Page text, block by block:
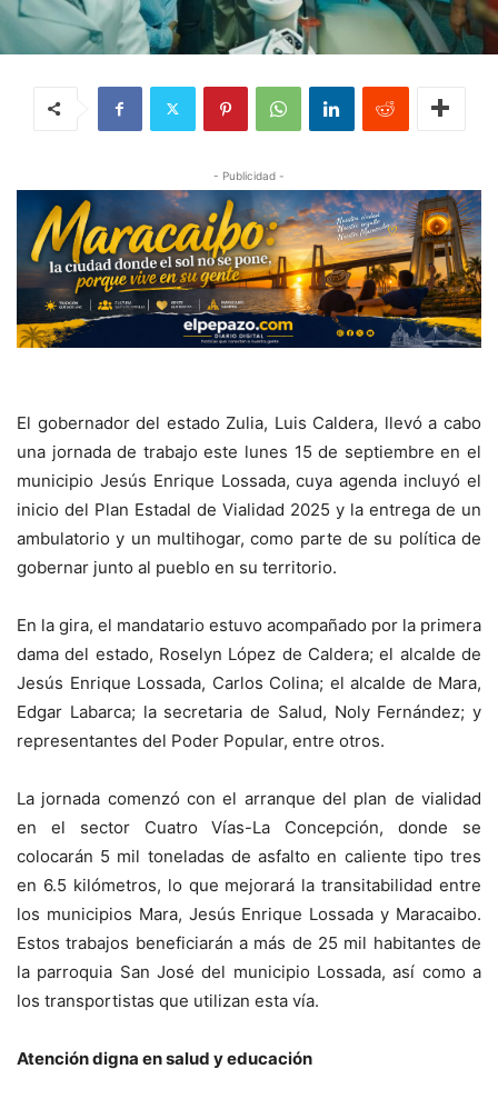
- Publicidad -
El gobernador del estado Zulia, Luis Caldera, llevó a cabo
una jornada de trabajo este lunes 15 de septiembre en el
municipio Jesús Enrique Lossada, cuya agenda incluyó el
inicio del Plan Estadal de Vialidad 2025 y la entrega de un
ambulatorio y un multihogar, como parte de su política de
gobernar junto al pueblo en su territorio.
En la gira, el mandatario estuvo acompañado por la primera
dama del estado, Roselyn López de Caldera; el alcalde de
Jesús Enrique Lossada, Carlos Colina; el alcalde de Mara,
Edgar Labarca; la secretaria de Salud, Noly Fernández; y
representantes del Poder Popular, entre otros.
La jornada comenzó con el arranque del plan de vialidad
en el sector Cuatro Vías-La Concepción, donde se
colocarán 5 mil toneladas de asfalto en caliente tipo tres
en 6.5 kilómetros, lo que mejorará la transitabilidad entre
los municipios Mara, Jesús Enrique Lossada y Maracaibo.
Estos trabajos beneficiarán a más de 25 mil habitantes de
la parroquia San José del municipio Lossada, así como a
los transportistas que utilizan esta vía.
Atención digna en salud y educación